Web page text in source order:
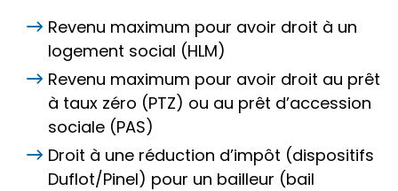
Revenu maximum pour avoir droit à un
logement social (HLM)
Revenu maximum pour avoir droit au prêt
à taux zéro (PTZ) ou au prêt d’accession
sociale (PAS)
Droit à une réduction d’impôt (dispositifs
Duflot/Pinel) pour un bailleur (bail